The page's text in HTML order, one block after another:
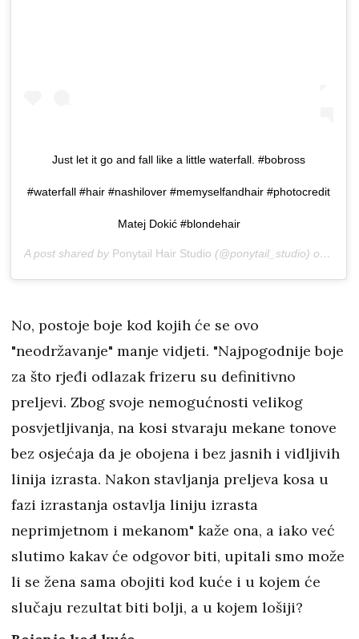
Just let it go and fall like a little waterfall. #bobross
#waterfall #hair #nashilover #memyselfandhair #photocredit
Matej Dokić #blondehair
A post shared by Ponytail Hair Studio (@ponytail_studio) on
No, postoje boje kod kojih će se ovo
"neodržavanje" manje vidjeti. "Najpogodnije boje
za što rjeđi odlazak frizeru su definitivno
preljevi. Zbog svoje nemogućnosti velikog
posvjetljivanja, na kosi stvaraju mekane tonove
bez osjećaja da je obojena i bez jasnih i vidljivih
linija izrasta. Nakon stavljanja preljeva kosa u
fazi izrastanja ostavlja liniju izrasta
neprimjetnom i mekanom" kaže ona, a iako već
slutimo kakav će odgovor biti, upitali smo može
li se žena sama obojiti kod kuće i u kojem će
slučaju rezultat biti bolji, a u kojem lošiji?